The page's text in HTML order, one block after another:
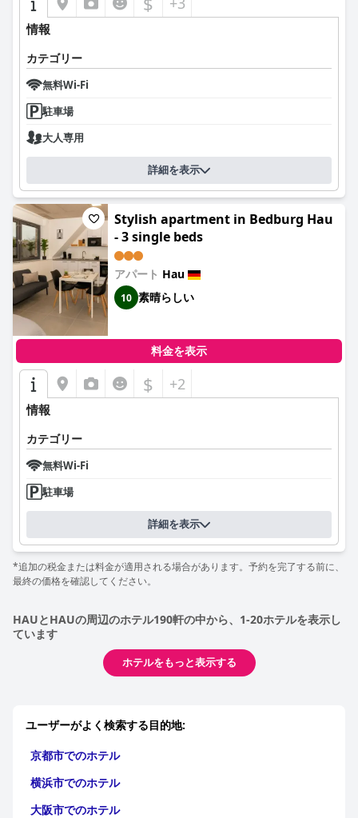
情報
カテゴリー
無料Wi-Fi
駐車場
大人専用
詳細を表示
Stylish apartment in Bedburg Hau
- 3 single beds
アパート Hau
10 素晴らしい
料金を表示
$ +2
情報
カテゴリー
無料Wi-Fi
駐車場
詳細を表示
*追加の税金または料金が適用される場合があります。予約を完了する前に、
最終の価格を確認してください。
HAUとHAUの周辺のホテル190軒の中から、1-20ホテルを表示し
ています
ホテルをもっと表示する
ユーザーがよく検索する目的地:
京都市でのホテル
横浜市でのホテル
大阪市でのホテル